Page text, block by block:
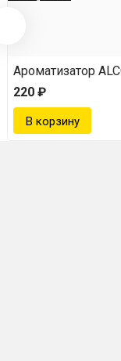
30 млwhisky
Ароматизатор
220 ₽